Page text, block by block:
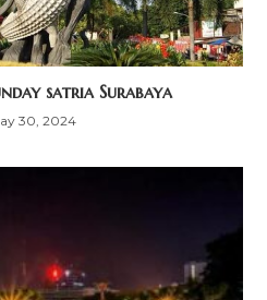
satria Surabaya
30, 2024